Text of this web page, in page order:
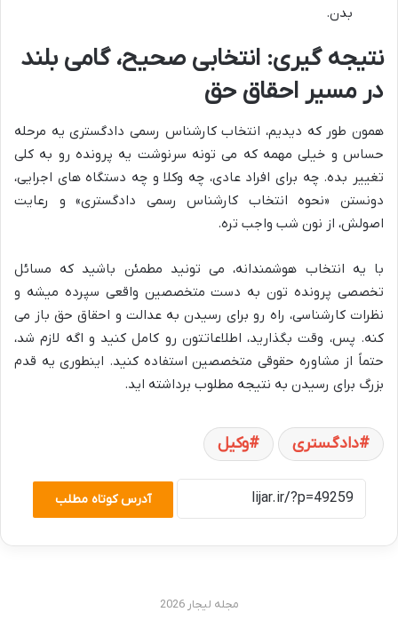
بدن.
نتیجه گیری: انتخابی صحیح، گامی بلند
در مسیر احقاق حق
همون طور که دیدیم، انتخاب کارشناس رسمی دادگستری یه مرحله
حساس و خیلی مهمه که می تونه سرنوشت یه پرونده رو به کلی
تغییر بده. چه برای افراد عادی، چه وکلا و چه دستگاه های اجرایی،
دونستن «نحوه انتخاب کارشناس رسمی دادگستری» و رعایت
اصولش، از نون شب واجب تره.
با یه انتخاب هوشمندانه، می تونید مطمئن باشید که مسائل
تخصصی پرونده تون به دست متخصصین واقعی سپرده میشه و
نظرات کارشناسی، راه رو برای رسیدن به عدالت و احقاق حق باز می
کنه. پس، وقت بگذارید، اطلاعاتتون رو کامل کنید و اگه لازم شد،
حتماً از مشاوره حقوقی متخصصین استفاده کنید. اینطوری یه قدم
بزرگ برای رسیدن به نتیجه مطلوب برداشته اید.
دادگستری وکیل
آدرس کوتاه مطلب
مجله لیجار 2026